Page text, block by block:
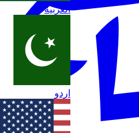
العربية
اردو